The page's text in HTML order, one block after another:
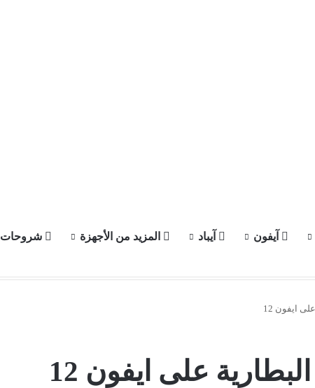
آيفون آيباد المزيد من الأجهزة شروحات
ايفون 12
على ايفون 12